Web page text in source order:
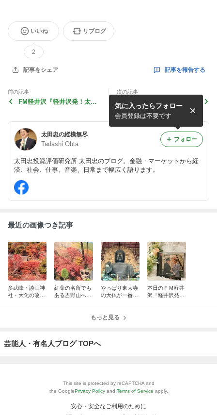
いいね
2
リブログ
記事をシェア 記事を報告する
前の記事
FM軽井沢『軽井沢発！太田
次の記事
4刷が決定 『株が上がっても
下がってもしっかり稼ぐ投資
のルール』（日経ビジネス人
文庫、太田忠）
太田忠の縦横無尽
Tadashi Ohta
太田忠投資評価研究所 太田忠のブログ。金融・マーケットから経
済、社会、仕事、音楽、日常まで幅広く語ります。
気に入ったらフォロー
会員登録は不要です
フォロー
最近の画像つき記事
多武峰・談山神
社・大化の改新
紅葉の名所でも
ある吉野山へ行
やっぱり東大寺
の大仏が一番！
3
本日のＦＭ軽井
沢『軽井沢発！
もっと見る
芸能人・有名人ブログ TOPへ
This site is protected by reCAPTCHA and
the GooglePrivacy Policy and Terms of Service apply.
安心・安全なご利用のために